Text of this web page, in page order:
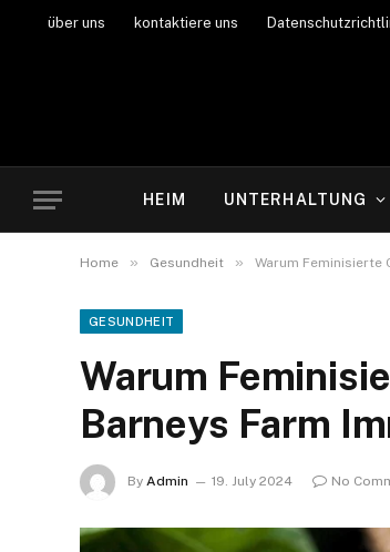
über uns kontaktiere uns
HEIM UNTERHALTUNG
Home » Gesundheit » Warum Feminisierte
GESUNDHEIT
Warum
Barneys Farm
By Admin 19. July 2024 No